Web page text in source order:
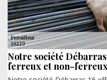
Notre société
ferreux et non-